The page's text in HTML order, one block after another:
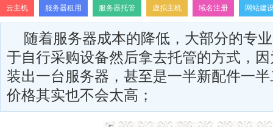
云主机 服务器租用 服务器托管 虚拟主机 域名注册 网站建
随着服务器成本的降低，大部分的专
于自行采购设备然后拿去托管的方式，
装出一台服务器，甚至是一半新配件一
价格其实也不会太高；